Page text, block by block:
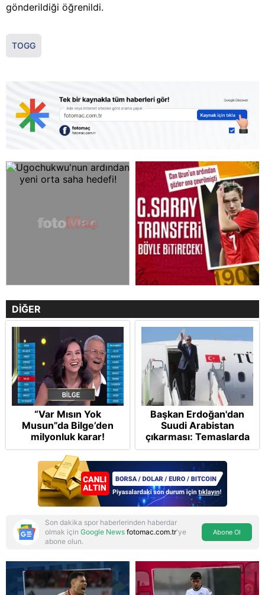
gönderildiği öğrenildi.
TOGG
DİĞER
“Var Mısın Yok
Musun”da Bilge’den
milyonluk karar!
Başkan Erdoğan'dan
Suudi Arabistan
çıkarması: Temaslarda
bulunacak
Son dakika spor haberlerinden haberdar
olmak için Google News fotomac.com.tr'ye
abone olun.
Abone Ol